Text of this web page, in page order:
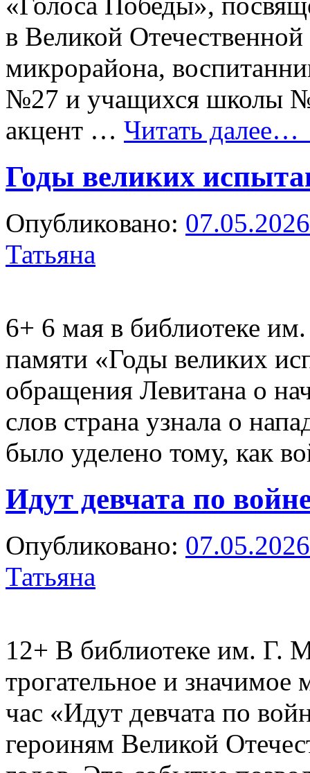
в Великой
микрорайона,
№27 и учащихся школы
акцент … Читать далее…
Годы великих
Опубликовано: 07.05.2026
Татьяна
6+ 6 мая в библиотеке
памяти «Годы великих
обращения Левитана о
слов страна узнала о
было уделено тому, как
Идут девчата по
Опубликовано: 07.05.2026
Татьяна
12+ В библиотеке им. Г.
трогательное и
час «Идут девчата по
героиням Великой